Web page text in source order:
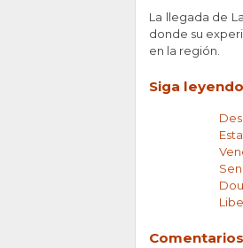
La llegada de
donde su
en la región.
Siga leyendo
Comentarios